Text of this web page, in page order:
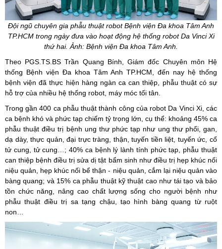
Đội ngũ chuyên gia phẫu thuật robot Bệnh viện Đa khoa Tâm Anh
TP.HCM trong ngày đưa vào hoạt động hệ thống robot Da Vinci Xi
thứ hai. Ảnh: Bệnh viện Đa khoa Tâm Anh.
Theo PGS.TS.BS Trần Quang Bính, Giám đốc Chuyên môn Hệ
thống Bệnh viện Đa khoa Tâm Anh TP.HCM, đến nay hệ thống
bệnh viện đã thực hiện hàng ngàn ca can thiệp, phẫu thuật có sự
hỗ trợ của nhiều hệ thống robot, máy móc tối tân.
Trong gần 400 ca phẫu thuật thành công của robot Da Vinci Xi, các
ca bệnh khó và phức tạp chiếm tỷ trọng lớn, cụ thể: khoảng 45% ca
phẫu thuật điều trị bệnh ung thư phức tạp như ung thư phổi, gan,
dạ dày, thực quản, đại trực tràng, thận, tuyến tiền liệt, tuyến ức, cổ
tử cung, tử cung…; 40% ca bệnh lý lành tính phức tạp, phẫu thuật
can thiệp bệnh điều trị sửa dị tật bẩm sinh như điều trị hẹp khúc nối
niệu quản, hẹp khúc nối bể thận - niệu quản, cắm lại niệu quản vào
bàng quang; và 15% ca phẫu thuật kỹ thuật cao như tái tạo và bảo
tồn chức năng, nâng cao chất lượng sống cho người bệnh như
phẫu thuật điều trị sa tạng chậu, tạo hình bàng quang từ ruột
non…